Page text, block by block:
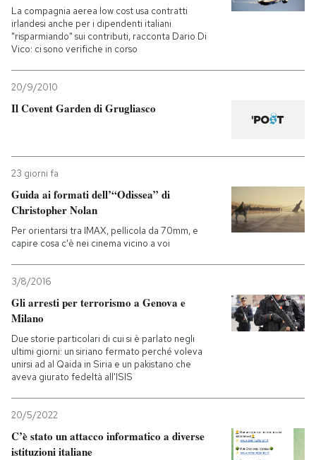
La compagnia aerea low cost usa contratti
irlandesi anche per i dipendenti italiani
"risparmiando" sui contributi, racconta Dario Di
Vico: ci sono verifiche in corso
20/9/2010
Il Covent Garden di Grugliasco
23 giorni fa
Guida ai formati dell’“Odissea” di
Christopher Nolan
Per orientarsi tra IMAX, pellicola da 70mm, e
capire cosa c'è nei cinema vicino a voi
3/8/2016
Gli arresti per terrorismo a Genova e
Milano
Due storie particolari di cui si è parlato negli
ultimi giorni: un siriano fermato perché voleva
unirsi ad al Qaida in Siria e un pakistano che
aveva giurato fedeltà all'ISIS
20/5/2022
C’è stato un attacco informatico a diverse
istituzioni italiane